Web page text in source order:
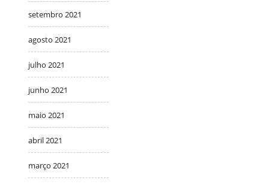
setembro 2021
agosto 2021
julho 2021
junho 2021
maio 2021
abril 2021
março 2021